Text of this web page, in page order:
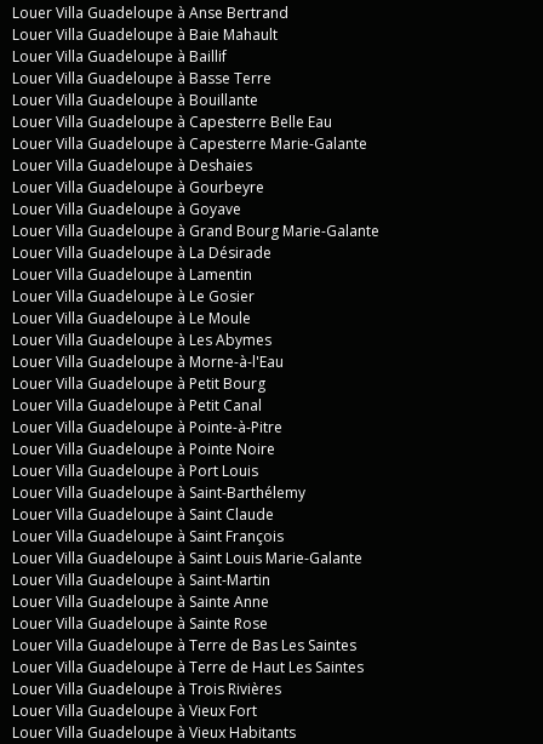
Louer Villa Guadeloupe à Anse Bertrand
Louer Villa Guadeloupe à Baie Mahault
Louer Villa Guadeloupe à Baillif
Louer Villa Guadeloupe à Basse Terre
Louer Villa Guadeloupe à Bouillante
Louer Villa Guadeloupe à Capesterre Belle Eau
Louer Villa Guadeloupe à Capesterre Marie-Galante
Louer Villa Guadeloupe à Deshaies
Louer Villa Guadeloupe à Gourbeyre
Louer Villa Guadeloupe à Goyave
Louer Villa Guadeloupe à Grand Bourg Marie-Galante
Louer Villa Guadeloupe à La Désirade
Louer Villa Guadeloupe à Lamentin
Louer Villa Guadeloupe à Le Gosier
Louer Villa Guadeloupe à Le Moule
Louer Villa Guadeloupe à Les Abymes
Louer Villa Guadeloupe à Morne-à-l'Eau
Louer Villa Guadeloupe à Petit Bourg
Louer Villa Guadeloupe à Petit Canal
Louer Villa Guadeloupe à Pointe-à-Pitre
Louer Villa Guadeloupe à Pointe Noire
Louer Villa Guadeloupe à Port Louis
Louer Villa Guadeloupe à Saint-Barthélemy
Louer Villa Guadeloupe à Saint Claude
Louer Villa Guadeloupe à Saint François
Louer Villa Guadeloupe à Saint Louis Marie-Galante
Louer Villa Guadeloupe à Saint-Martin
Louer Villa Guadeloupe à Sainte Anne
Louer Villa Guadeloupe à Sainte Rose
Louer Villa Guadeloupe à Terre de Bas Les Saintes
Louer Villa Guadeloupe à Terre de Haut Les Saintes
Louer Villa Guadeloupe à Trois Rivières
Louer Villa Guadeloupe à Vieux Fort
Louer Villa Guadeloupe à Vieux Habitants